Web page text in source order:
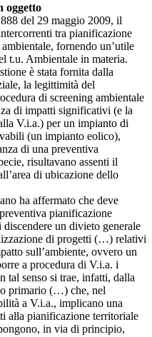
oggetto
del 29 maggio 2009, il
tra pianificazione
fornendo un’utile
t.u. Ambientale in materia.
è stata fornita dalla
la legittimità del
di screening ambientale
di impatti significativi (e la
V.i.a.) per un impianto di
(un impianto eolico),
di una preventiva
risultavano assenti il
di ubicazione dello
ha affermato che deve
pianificazione
un divieto generale
di progetti (…) relativi
sull’ambiente, ovvero un
a procedura di V.i.a. i
tal senso si trae, infatti, dalla
primario (…) che, nel
a V.i.a., implicano una
alla pianificazione territoriale
in via di principio,